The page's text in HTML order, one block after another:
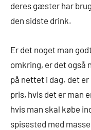
deres gæster har
den sidste drink.
Er det noget man
omkring, er det også
på nettet i dag. det
pris, hvis det er man
hvis man skal købe
spisested med